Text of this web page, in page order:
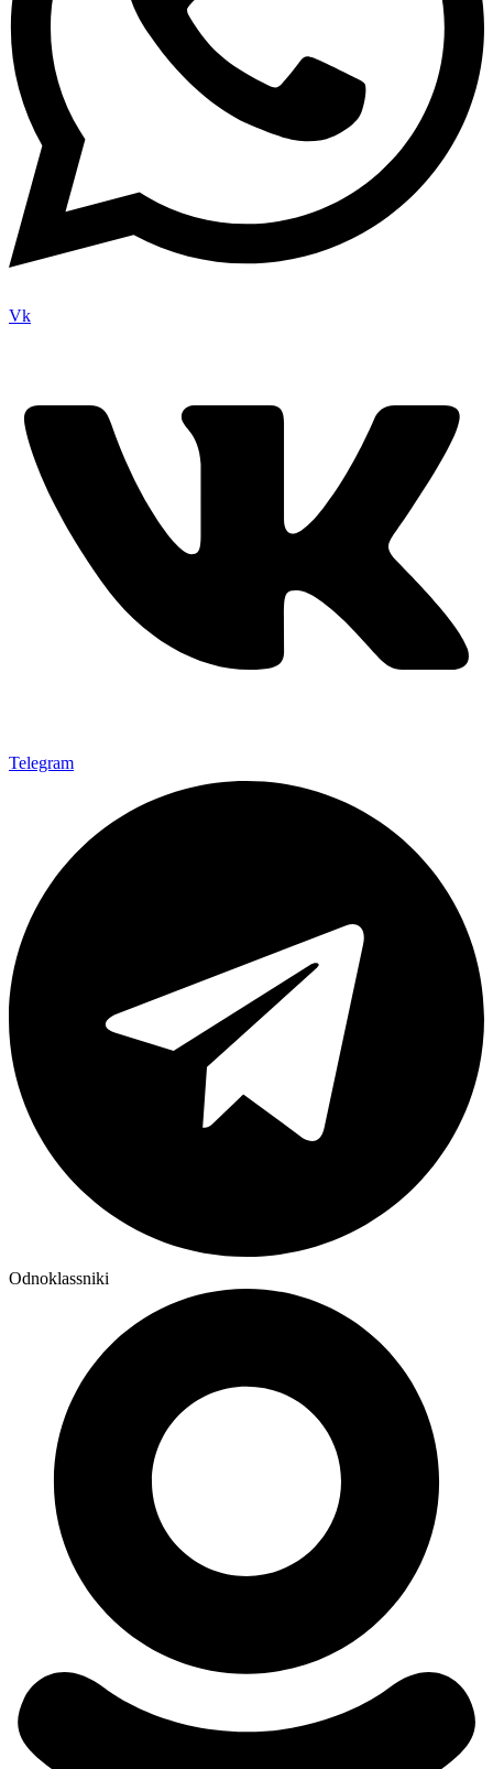
Vk
Telegram
Odnoklassniki